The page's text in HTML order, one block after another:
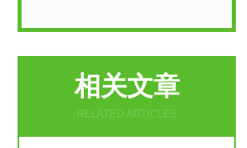
相关文章
RELATED ARTICLES